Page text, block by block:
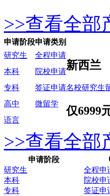
>>查看全部
申请阶段申请类别
研究生
全程申请
新西兰
名校研究生
仅6999
本科
院校申请
专科
签证申请
高中
微留学
语言
>>查看全部
申请阶段
研究生
全程申
本科
院校申
专科
签证申